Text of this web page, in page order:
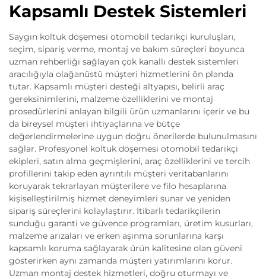
Kapsamlı Destek Sistemleri
Saygın koltuk döşemesi otomobil tedarikçi kuruluşları,
seçim, sipariş verme, montaj ve bakım süreçleri boyunca
uzman rehberliği sağlayan çok kanallı destek sistemleri
aracılığıyla olağanüstü müşteri hizmetlerini ön planda
tutar. Kapsamlı müşteri desteği altyapısı, belirli araç
gereksinimlerini, malzeme özelliklerini ve montaj
prosedürlerini anlayan bilgili ürün uzmanlarını içerir ve bu
da bireysel müşteri ihtiyaçlarına ve bütçe
değerlendirmelerine uygun doğru önerilerde bulunulmasını
sağlar. Profesyonel koltuk döşemesi otomobil tedarikçi
ekipleri, satın alma geçmişlerini, araç özelliklerini ve tercih
profillerini takip eden ayrıntılı müşteri veritabanlarını
koruyarak tekrarlayan müşterilere ve filo hesaplarına
kişiselleştirilmiş hizmet deneyimleri sunar ve yeniden
sipariş süreçlerini kolaylaştırır. İtibarlı tedarikçilerin
sunduğu garanti ve güvence programları, üretim kusurları,
malzeme arızaları ve erken aşınma sorunlarına karşı
kapsamlı koruma sağlayarak ürün kalitesine olan güveni
gösterirken aynı zamanda müşteri yatırımlarını korur.
Uzman montaj destek hizmetleri, doğru oturmayı ve